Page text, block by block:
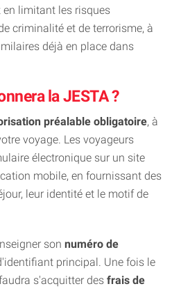
en limitant les risques
criminalité et de terrorisme, à
déjà en place dans
la JESTA ?
préalable obligatoire, à
voyage. Les voyageurs
électronique sur un site
mobile, en fournissant des
leur identité et le motif de
son numéro de
principal. Une fois le
s'acquitter des frais de